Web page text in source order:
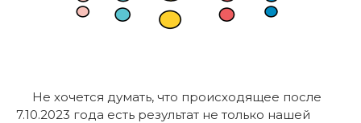
Не хочется думать, что происходящее после
7.10.2023 года есть результат не только нашей